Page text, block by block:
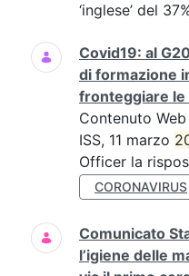
‘inglese’ del
Covid19: al
di formazione
fronteggiare
Contenuto Web
ISS, 11 marzo
Officer la
CORONAVIRUS
Comunicato
l’igiene delle